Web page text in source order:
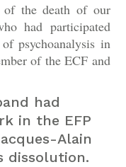
the death of our
had participated
psychoanalysis in
of the ECF and
had
in the EFP
Alain
dissolution.